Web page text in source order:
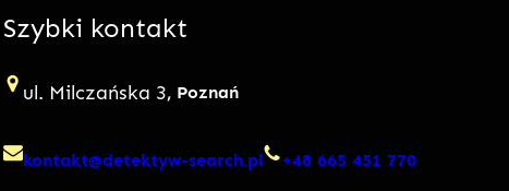
Szybki kontakt
ul. Milczańska 3, Poznań
kontakt@detektyw-search.pl +48 665 451 770